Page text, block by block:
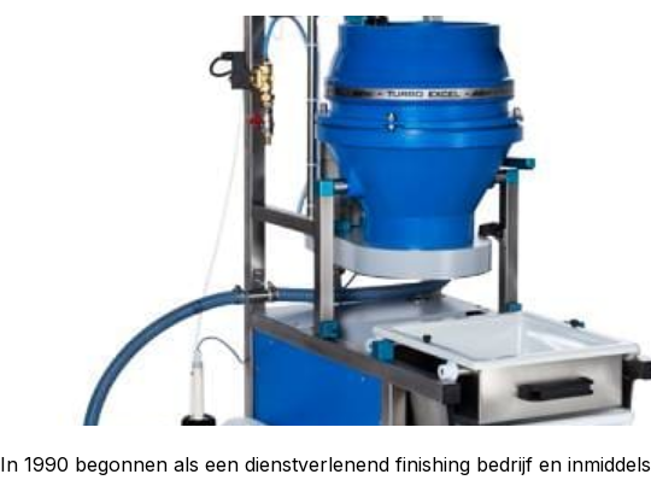
In 1990 begonnen als een dienstverlenend finishing bedrijf en inmiddels